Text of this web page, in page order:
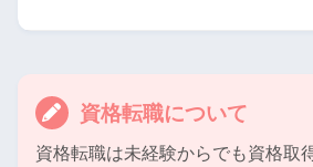
資格転職について
資格転職は未経験からでも資格取